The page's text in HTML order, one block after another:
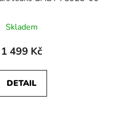
Skladem
1 499 Kč
DETAIL